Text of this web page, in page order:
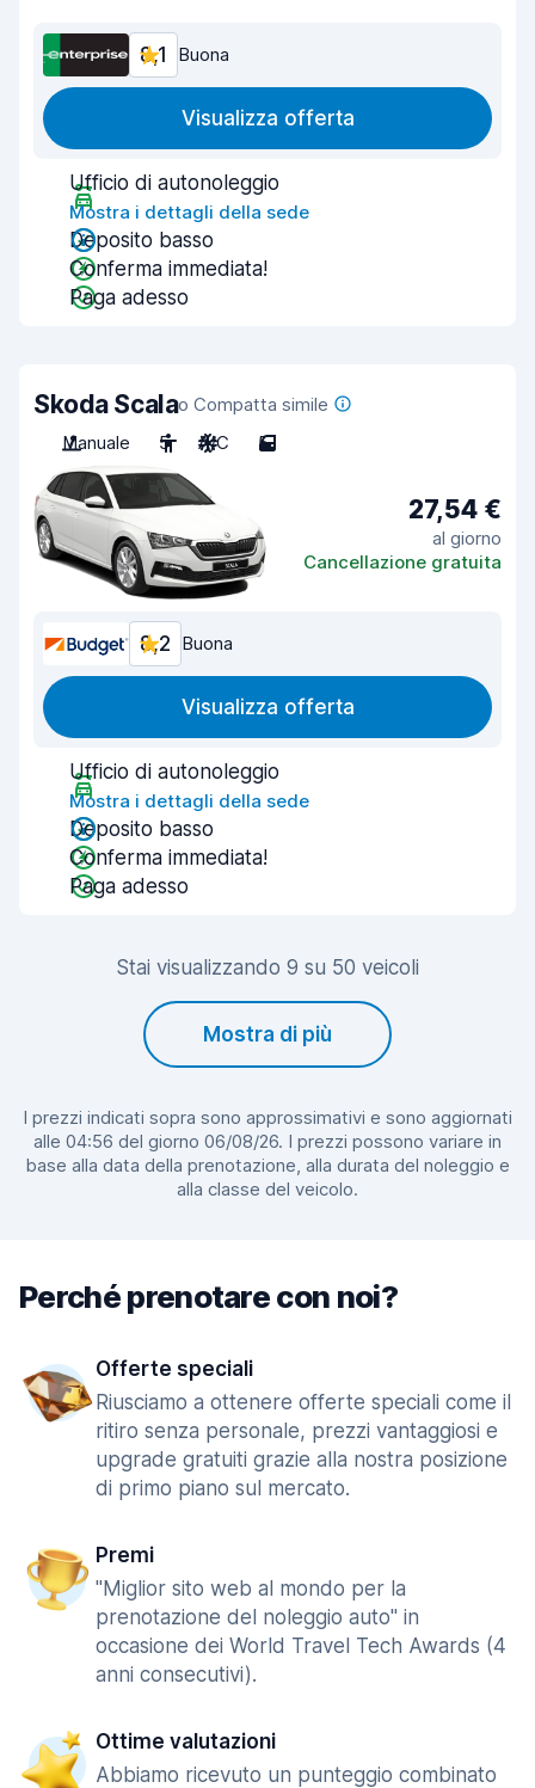
8,1 Buona
Visualizza offerta
Ufficio di autonoleggio
Mostra i dettagli della sede
Deposito basso
Conferma immediata!
Paga adesso
Skoda Scalao Compatta simile
Manuale
5 A/C 5
27,54 €
al giorno
Cancellazione gratuita
8,2 Buona
Visualizza offerta
Ufficio di autonoleggio
Mostra i dettagli della sede
Deposito basso
Conferma immediata!
Paga adesso
Stai visualizzando 9 su 50 veicoli
Mostra di più
I prezzi indicati sopra sono approssimativi e sono aggiornati
alle 04:56 del giorno 06/08/26. I prezzi possono variare in
base alla data della prenotazione, alla durata del noleggio e
alla classe del veicolo.
Perché prenotare con noi?
Offerte speciali
Riusciamo a ottenere offerte speciali come il
ritiro senza personale, prezzi vantaggiosi e
upgrade gratuiti grazie alla nostra posizione
di primo piano sul mercato.
Premi
"Miglior sito web al mondo per la
prenotazione del noleggio auto" in
occasione dei World Travel Tech Awards (4
anni consecutivi).
Ottime valutazioni
Abbiamo ricevuto un punteggio combinato